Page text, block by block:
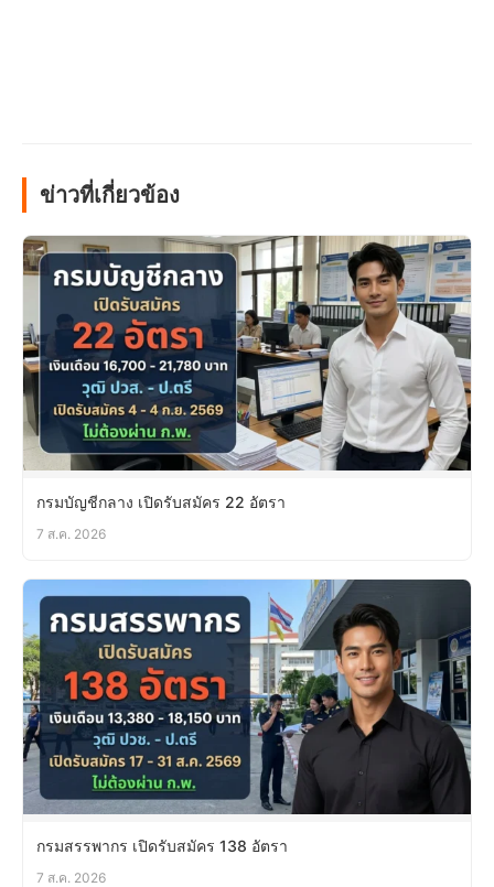
ข่าวที่เกี่ยวข้อง
กรมบัญชีกลาง เปิดรับสมัคร 22 อัตรา
7 ส.ค. 2026
กรมสรรพากร เปิดรับสมัคร 138 อัตรา
7 ส.ค. 2026